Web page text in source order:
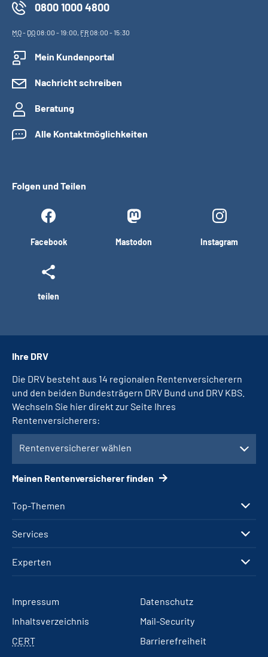
0800 1000 4800
MO- DO08:00 - 19:00, FR08:00 - 15:30
Mein Kundenportal
Nachricht schreiben
Beratung
Alle Kontaktmöglichkeiten
Folgen und Teilen
Facebook Mastodon Instagram
teilen
Top-Themen
Services
Experten
Ihre DRV
Die DRV besteht aus 14 regionalen Rentenversicherern
und den beiden Bundesträgern DRV Bund und DRV KBS.
Wechseln Sie hier direkt zur Seite Ihres
Rentenversicherers:
Rentenversicherer wählen
Meinen Rentenversicherer finden
Impressum
Datenschutz
Inhaltsverzeichnis
Mail-Security
CERT
Barrierefreiheit